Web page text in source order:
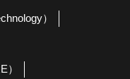
）
）